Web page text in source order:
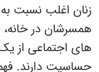
زنان اغلب نسبت
همسرشان در
های اجتماعی از
حساسیت دارند.